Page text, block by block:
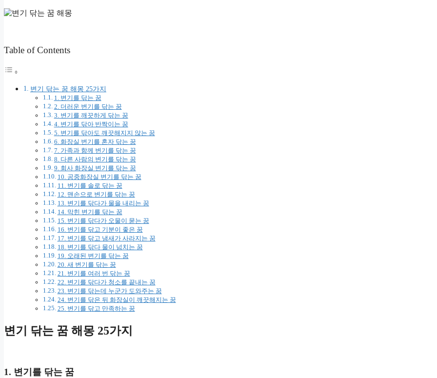
Table of Contents
변기 닦는 꿈 해몽 25가지
1. 변기를 닦는 꿈
2. 더러운 변기를 닦는 꿈
3. 변기를 깨끗하게 닦는 꿈
4. 변기를 닦아 반짝이는 꿈
5. 변기를 닦아도 깨끗해지지 않는 꿈
6. 화장실 변기를 혼자 닦는 꿈
7. 가족과 함께 변기를 닦는 꿈
8. 다른 사람의 변기를 닦는 꿈
9. 회사 화장실 변기를 닦는 꿈
10. 공중화장실 변기를 닦는 꿈
11. 변기를 솔로 닦는 꿈
12. 맨손으로 변기를 닦는 꿈
13. 변기를 닦다가 물을 내리는 꿈
14. 막힌 변기를 닦는 꿈
15. 변기를 닦다가 오물이 묻는 꿈
16. 변기를 닦고 기분이 좋은 꿈
17. 변기를 닦고 냄새가 사라지는 꿈
18. 변기를 닦다 물이 넘치는 꿈
19. 오래된 변기를 닦는 꿈
20. 새 변기를 닦는 꿈
21. 변기를 여러 번 닦는 꿈
22. 변기를 닦다가 청소를 끝내는 꿈
23. 변기를 닦는데 누군가 도와주는 꿈
24. 변기를 닦은 뒤 화장실이 깨끗해지는 꿈
25. 변기를 닦고 만족하는 꿈
변기 닦는 꿈 해몽 25가지
1. 변기를 닦는 꿈